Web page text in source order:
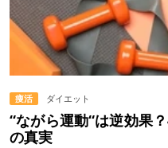
痩活 ダイエット
“ながら運動“は逆効果
の真実